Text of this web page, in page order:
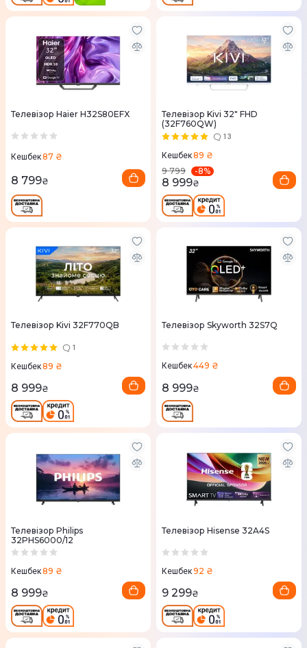
Телевізор Haier H32S80EFX
Кешбек87 ₴
8 799₴
Телевізор Kivi 32" FHD
(32F760QW)
13
Кешбек89 ₴
9 799
-8%
8 999₴
Телевізор Kivi 32F770QB
1
Кешбек89 ₴
8 999₴
Телевізор Skyworth 32S7Q
Кешбек449 ₴
8 999₴
Телевізор Philips
32PHS6000/12
Кешбек89 ₴
8 999₴
Телевізор Hisense 32A4S
Кешбек92 ₴
9 299₴